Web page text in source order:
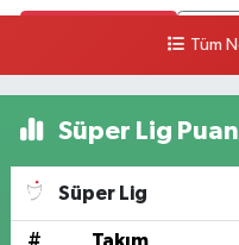
Tüm
Süper Lig
Süper Lig
# Takım